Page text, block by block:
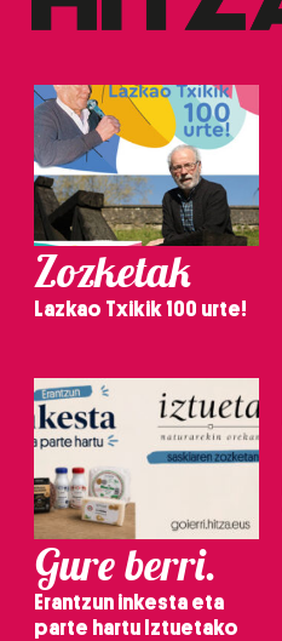
Zozketak
Lazkao Txikik 100 urte!
Gure berri.
Erantzun inkesta eta
parte hartu Iztuetako